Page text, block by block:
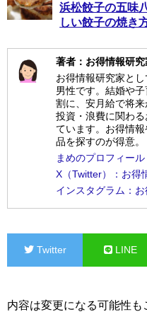
浜松餃子の五味
しい餃子の焼き
著者：お得情報研
お得情報研究家と
男性です。結婚や
割に、安月給で将
投資・浪費に関わ
ています。お得情
品を探すのが得意。
まめのプロフィール
X（Twitter）：お得
インスタグラム：
Twitter LINE
内容は変更になる可能性